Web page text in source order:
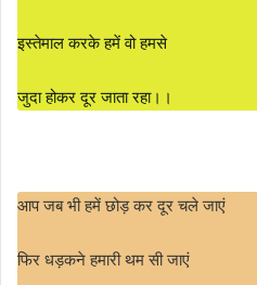
इस्तेमाल करके हमें वो हमसे
जुदा होकर दूर जाता रहा।।
आप जब भी हमें छोड़ कर दूर चले जाएं
फिर धड़कने हमारी थम सी जाएं